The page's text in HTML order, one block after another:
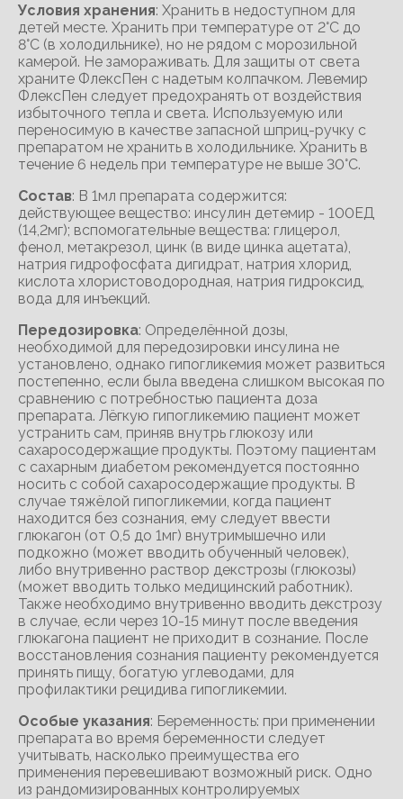
Условия хранения: Хранить в недоступном для
детей месте. Хранить при температуре от 2°С до
8°С (в холодильнике), но не рядом с морозильной
камерой. Не замораживать. Для защиты от света
храните ФлексПен с надетым колпачком. Левемир
ФлексПен следует предохранять от воздействия
избыточного тепла и света. Используемую или
переносимую в качестве запасной шприц-ручку с
препаратом не хранить в холодильнике. Хранить в
течение 6 недель при температуре не выше 30°С.
Состав: В 1мл препарата содержится:
действующее вещество: инсулин детемир - 100ЕД
(14,2мг); вспомогательные вещества: глицерол,
фенол, метакрезол, цинк (в виде цинка ацетата),
натрия гидрофосфата дигидрат, натрия хлорид,
кислота хлористоводородная, натрия гидроксид,
вода для инъекций.
Передозировка: Определённой дозы,
необходимой для передозировки инсулина не
установлено, однако гипогликемия может развиться
постепенно, если была введена слишком высокая по
сравнению с потребностью пациента доза
препарата. Лёгкую гипогликемию пациент может
устранить сам, приняв внутрь глюкозу или
сахаросодержащие продукты. Поэтому пациентам
с сахарным диабетом рекомендуется постоянно
носить с собой сахаросодержащие продукты. В
случае тяжёлой гипогликемии, когда пациент
находится без сознания, ему следует ввести
глюкагон (от 0,5 до 1мг) внутримышечно или
подкожно (может вводить обученный человек),
либо внутривенно раствор декстрозы (глюкозы)
(может вводить только медицинский работник).
Также необходимо внутривенно вводить декстрозу
в случае, если через 10-15 минут после введения
глюкагона пациент не приходит в сознание. После
восстановления сознания пациенту рекомендуется
принять пищу, богатую углеводами, для
профилактики рецидива гипогликемии.
Особые указания: Беременность: при применении
препарата во время беременности следует
учитывать, насколько преимущества его
применения перевешивают возможный риск. Одно
из рандомизированных контролируемых